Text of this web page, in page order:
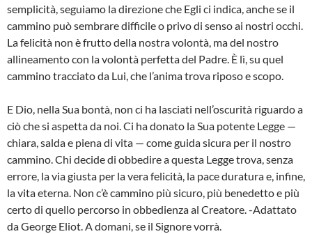
semplicità, seguiamo la direzione che Egli ci indica, anche se il
cammino può sembrare difficile o privo di senso ai nostri occhi.
La felicità non è frutto della nostra volontà, ma del nostro
allineamento con la volontà perfetta del Padre. È lì, su quel
cammino tracciato da Lui, che l’anima trova riposo e scopo.
E Dio, nella Sua bontà, non ci ha lasciati nell’oscurità riguardo a
ciò che si aspetta da noi. Ci ha donato la Sua potente Legge —
chiara, salda e piena di vita — come guida sicura per il nostro
cammino. Chi decide di obbedire a questa Legge trova, senza
errore, la via giusta per la vera felicità, la pace duratura e, infine,
la vita eterna. Non c’è cammino più sicuro, più benedetto e più
certo di quello percorso in obbedienza al Creatore. -Adattato
da George Eliot. A domani, se il Signore vorrà.